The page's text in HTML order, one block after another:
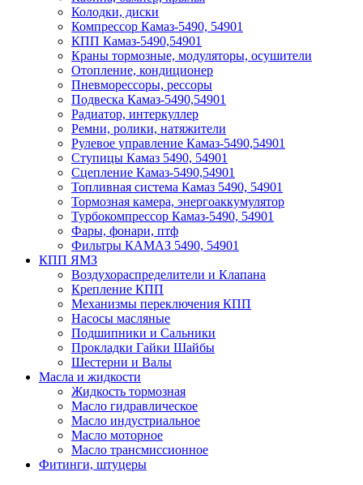
Колодки, диски
Компрессор Камаз-5490, 54901
КПП Камаз-5490,54901
Краны тормозные, модуляторы, осушители
Отопление, кондиционер
Пневморессоры, рессоры
Подвеска Камаз-5490,54901
Радиатор, интеркуллер
Ремни, ролики, натяжители
Рулевое управление Камаз-5490,54901
Ступицы Камаз 5490, 54901
Сцепление Камаз-5490,54901
Топливная система Камаз 5490, 54901
Тормозная камера, энергоаккумулятор
Турбокомпрессор Камаз-5490, 54901
Фары, фонари, птф
Фильтры КАМАЗ 5490, 54901
КПП ЯМЗ
Воздухораспределители и Клапана
Крепление КПП
Механизмы переключения КПП
Насосы масляные
Подшипники и Сальники
Прокладки Гайки Шайбы
Шестерни и Валы
Масла и жидкости
Жидкость тормозная
Масло гидравлическое
Масло индустриальное
Масло моторное
Масло трансмиссионное
Фитинги, штуцеры